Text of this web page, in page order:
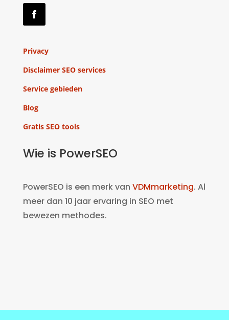
Privacy
Disclaimer SEO services
Service gebieden
Blog
Gratis SEO tools
Wie is PowerSEO
PowerSEO is een merk van VDMmarketing. Al
meer dan 10 jaar ervaring in SEO met
bewezen methodes.